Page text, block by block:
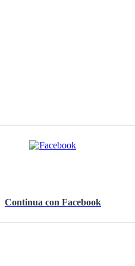
Continua con Facebook